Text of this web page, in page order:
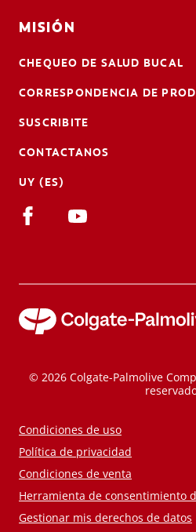
MISIÓN
CHEQUEO DE SALUD BUCAL
CORRESPONDENCIA DE
SUSCRIBITE
CONTACTANOS
UY (ES)
© 2026 Colgate-Palmolive
Condiciones de uso
Política de privacidad
Condiciones de venta
Herramienta de consentimiento
Gestionar mis derechos de datos